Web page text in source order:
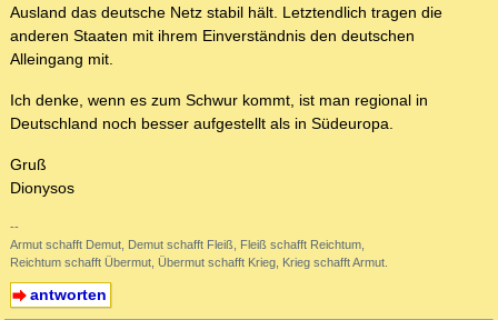
Ausland das deutsche Netz stabil hält. Letztendlich tragen die
anderen Staaten mit ihrem Einverständnis den deutschen
Alleingang mit.
Ich denke, wenn es zum Schwur kommt, ist man regional in
Deutschland noch besser aufgestellt als in Südeuropa.
Gruß
Dionysos
--
Armut schafft Demut, Demut schafft Fleiß, Fleiß schafft Reichtum,
Reichtum schafft Übermut, Übermut schafft Krieg, Krieg schafft Armut.
antworten